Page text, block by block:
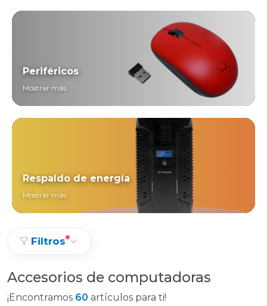
Periféricos
Mostrar más
Respaldo de energía
Mostrar más
Filtros
Accesorios de computadoras
¡Encontramos 60 artículos para ti!